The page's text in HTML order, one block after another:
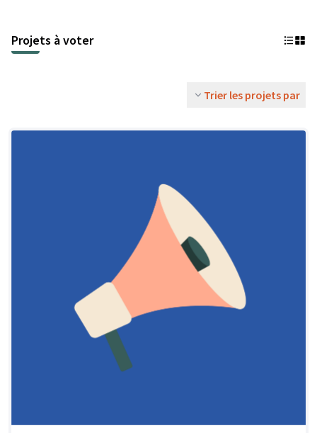
Projets à voter
Trier les projets par